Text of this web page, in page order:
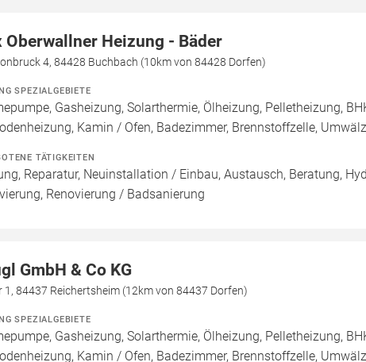
Oberwallner Heizung - Bäder
4, 84428 Buchbach (10km von 84428 Dorfen)
SPEZIALGEBIETE
Gasheizung, Solarthermie, Ölheizung, Pelletheizung,
Kamin / Ofen, Badezimmer, Brennstoffzelle,
TÄTIGKEITEN
Reparatur, Neuinstallation / Einbau, Austausch, Beratung,
Renovierung / Badsanierung
GmbH & Co KG
1, 84437 Reichertsheim (12km von 84437 Dorfen)
SPEZIALGEBIETE
Gasheizung, Solarthermie, Ölheizung, Pelletheizung,
Kamin / Ofen, Badezimmer, Brennstoffzelle,